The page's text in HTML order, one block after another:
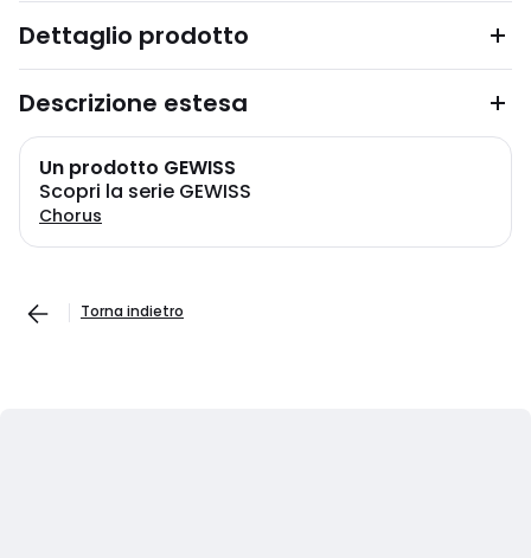
Dettaglio prodotto
Descrizione estesa
Un prodotto GEWISS
Scopri la serie GEWISS
Chorus
Torna indietro